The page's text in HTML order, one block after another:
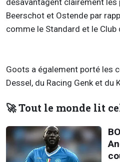
Beerschot et Ostende par
comme le Standard et le Club
Goots a également porté les
Dessel, du Racing Genk et du
🚀 Tout le monde lit